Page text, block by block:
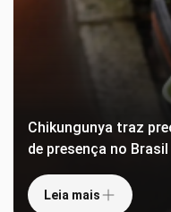
Chikungunya traz
de presença no Brasil
Leia mais